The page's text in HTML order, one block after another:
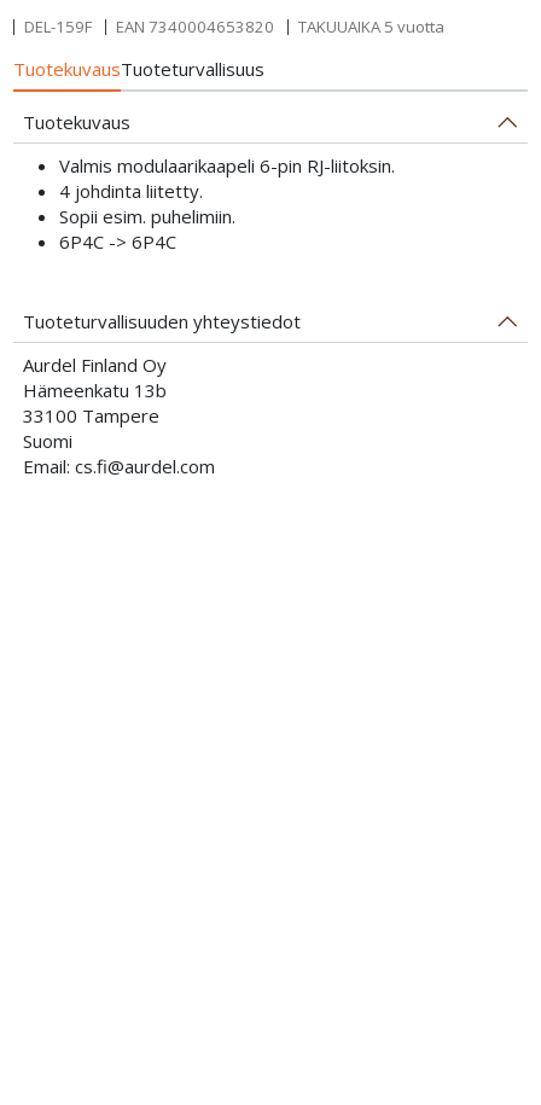
DEL-159F EAN 7340004653820 TAKUUAIKA 5 vuotta
TuotekuvausTuoteturvallisuus
Tuotekuvaus
Valmis modulaarikaapeli 6-pin RJ-liitoksin.
4 johdinta liitetty.
Sopii esim. puhelimiin.
6P4C -> 6P4C
Tuoteturvallisuuden yhteystiedot
Aurdel Finland Oy
Hämeenkatu 13b
33100 Tampere
Suomi
Email: cs.fi@aurdel.com